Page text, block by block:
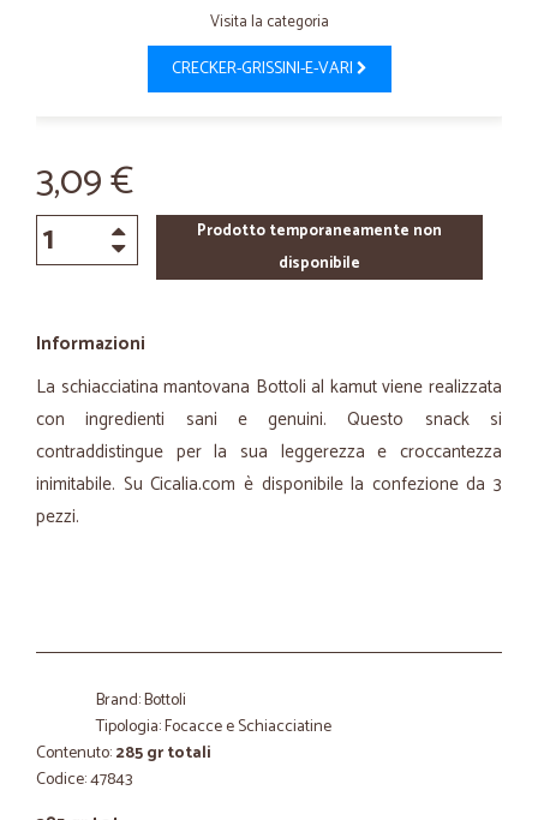
Visita la categoria
CRECKER-GRISSINI-E-VARI
3,09 €
Prodotto temporaneamente non
disponibile
Informazioni
La schiacciatina mantovana Bottoli al kamut viene realizzata
con ingredienti sani e genuini. Questo snack si
contraddistingue per la sua leggerezza e croccantezza
inimitabile. Su Cicalia.com è disponibile la confezione da 3
pezzi.
Brand: Bottoli
Tipologia: Focacce e Schiacciatine
Contenuto:285 gr totali
Codice: 47843